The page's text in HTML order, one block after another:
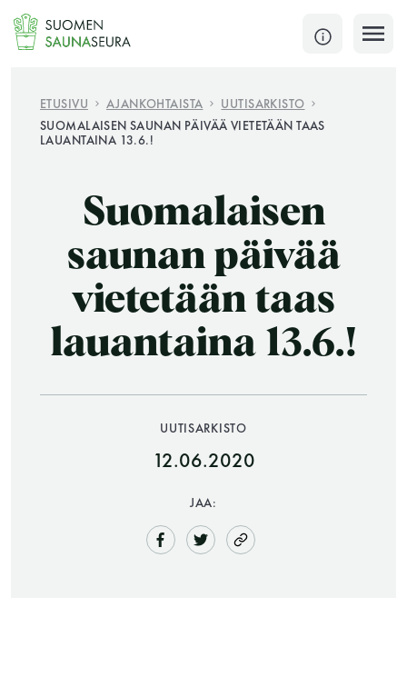
Siirry
sisältöön
SULJE
Jokaisen kuun 1. lauantai on jaettu ja jokaisen kuun
KATSO TARKEMMAT AUKIOLOAJAT
JÄSENSIVUT
ETUSIVU AJANKOHTAISTA
UUTISARKISTO
SUOMALAISEN SAUNAN PÄIVÄÄ VIETETÄÄN TAAS
LAUANTAINA 13.6.!
Suomalaisen
saunan päivää
vietetään taas
lauantaina 13.6.!
UUTISARKISTO
12.06.2020
JAA: